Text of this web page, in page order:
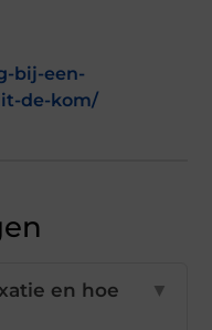
bij-een-
de-kom/
en hoe
▼